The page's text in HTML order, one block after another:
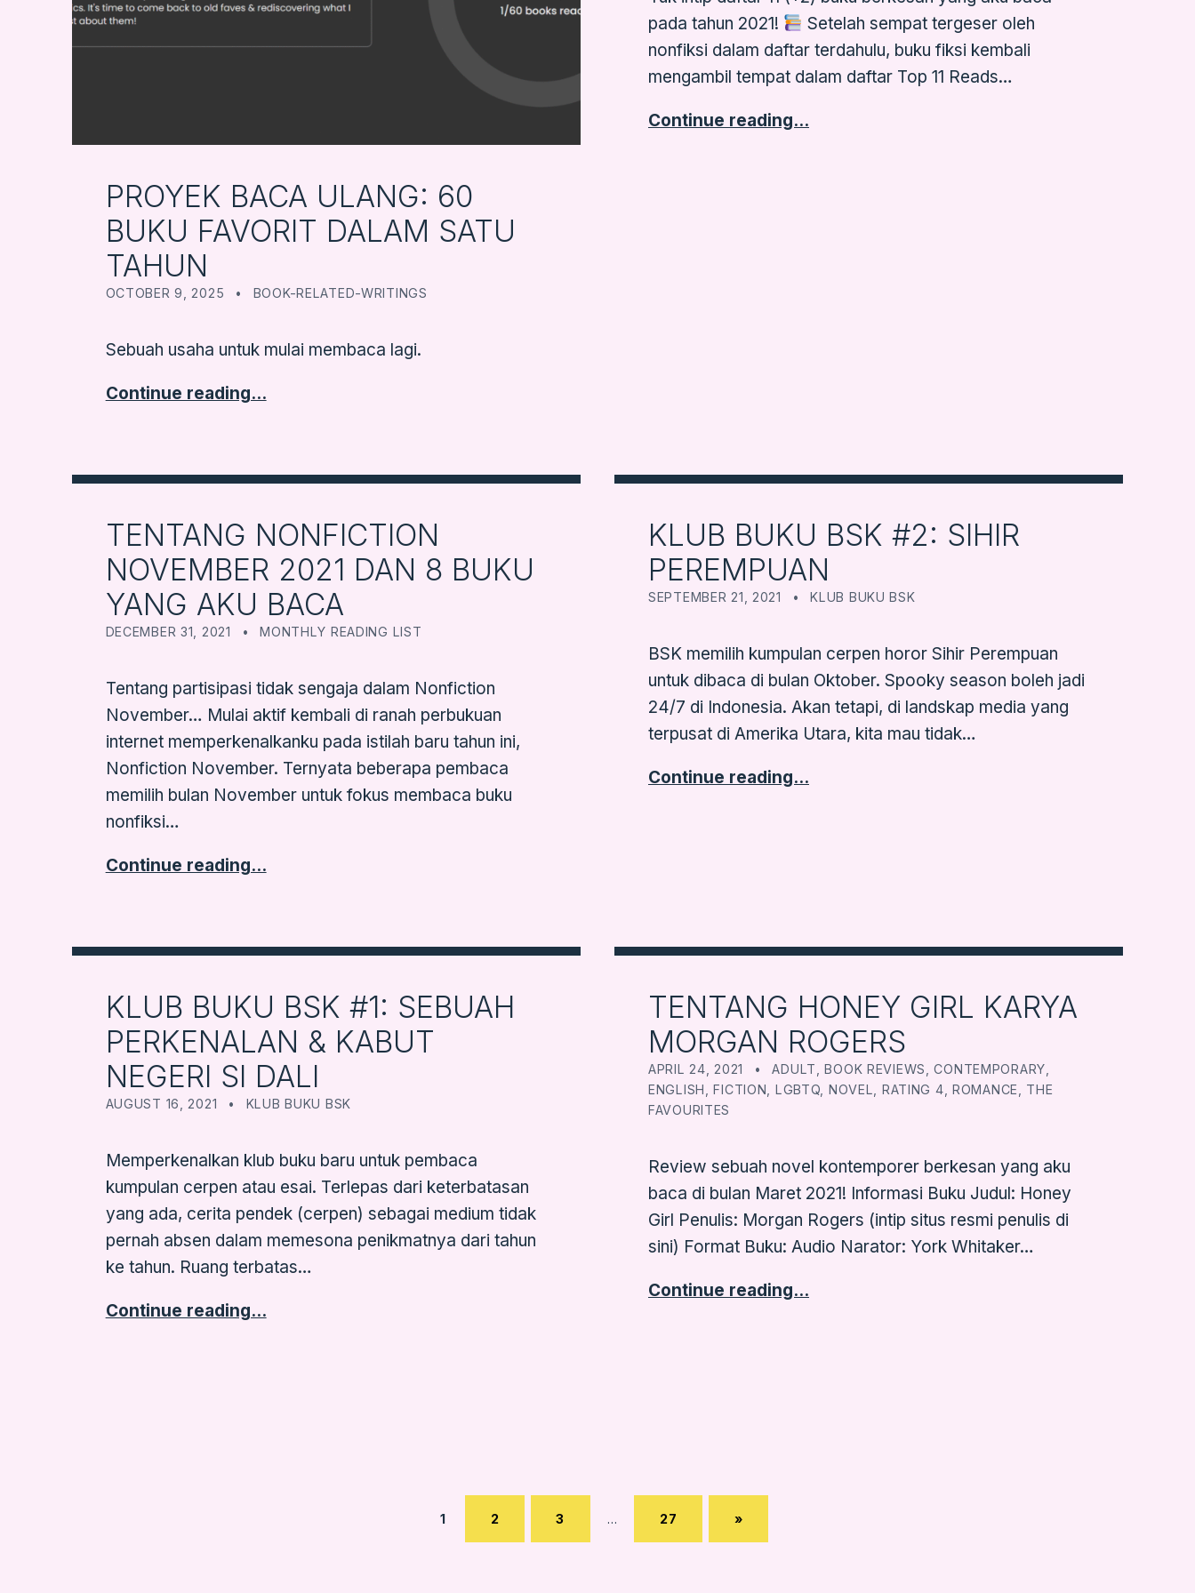
PROYEK BACA ULANG: 60
BUKU FAVORIT DALAM SATU
TAHUN
OCTOBER 9, 2025 WRITTEN BY:
FARBOOKSVENTURE
BOOK-RELATED-WRITINGS
Sebuah usaha untuk mulai membaca lagi.
Continue reading…
pada tahun 2021!
Setelah sempat tergeser oleh
nonfiksi dalam daftar terdahulu, buku fiksi kembali
mengambil tempat dalam daftar Top 11 Reads…
Continue reading…
TENTANG NONFICTION
NOVEMBER 2021 DAN 8 BUKU
YANG AKU BACA
DECEMBER 31, 2021 WRITTEN BY:
FARBOOKSVENTURE
MONTHLY READING LIST
Tentang partisipasi tidak sengaja dalam Nonfiction
November… Mulai aktif kembali di ranah perbukuan
internet memperkenalkanku pada istilah baru tahun ini,
Nonfiction November. Ternyata beberapa pembaca
memilih bulan November untuk fokus membaca buku
nonfiksi…
Continue reading…
KLUB BUKU BSK #2: SIHIR
PEREMPUAN
SEPTEMBER 21, 2021 WRITTEN BY:
FARBOOKSVENTURE
KLUB BUKU BSK
BSK memilih kumpulan cerpen horor Sihir Perempuan
untuk dibaca di bulan Oktober. Spooky season boleh jadi
24/7 di Indonesia. Akan tetapi, di landskap media yang
terpusat di Amerika Utara, kita mau tidak…
Continue reading…
KLUB BUKU BSK #1: SEBUAH
PERKENALAN & KABUT
NEGERI SI DALI
AUGUST 16, 2021 WRITTEN BY:
FARBOOKSVENTURE
KLUB BUKU BSK
Memperkenalkan klub buku baru untuk pembaca
kumpulan cerpen atau esai. Terlepas dari keterbatasan
yang ada, cerita pendek (cerpen) sebagai medium tidak
pernah absen dalam memesona penikmatnya dari tahun
ke tahun. Ruang terbatas…
Continue reading…
TENTANG HONEY GIRL KARYA
MORGAN ROGERS
APRIL 24, 2021 WRITTEN BY:
FARBOOKSVENTURE
ADULT ,BOOK REVIEWS ,CONTEMPORARY
ENGLISH
,FICTION LGBTQ NOVEL RATING 4 ,ROMANCE
THE
FAVOURITES
Review sebuah novel kontemporer berkesan yang aku
baca di bulan Maret 2021! Informasi Buku Judul: Honey
Girl Penulis: Morgan Rogers (intip situs resmi penulis di
sini) Format Buku: Audio Narator: York Whitaker…
Continue reading…
1 2 3 … 27 »